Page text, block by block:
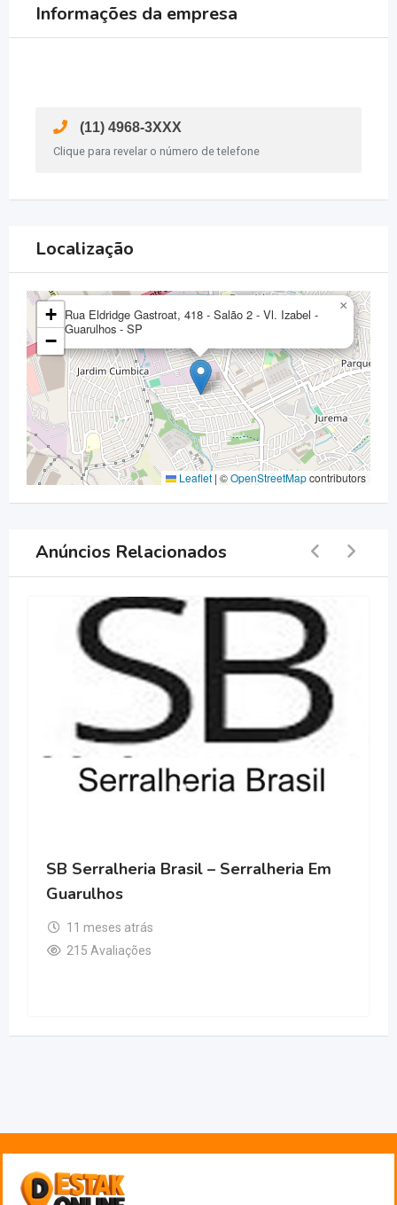
Informações da empresa
(11) 4968-3XXX
Clique para revelar o número de telefone
Localização
Rua Eldridge Gastroat, 418 - Salão 2 - Vl. Izabel -
Guarulhos - SP
×
+
−
Leaflet | ©OpenStreetMapcontributors
Anúncios Relacionados
SB Serralheria Brasil – Serralheria Em
Guarulhos
11 meses atrás
215 Avaliações